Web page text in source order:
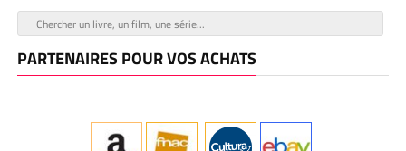
PARTENAIRES POUR VOS ACHATS